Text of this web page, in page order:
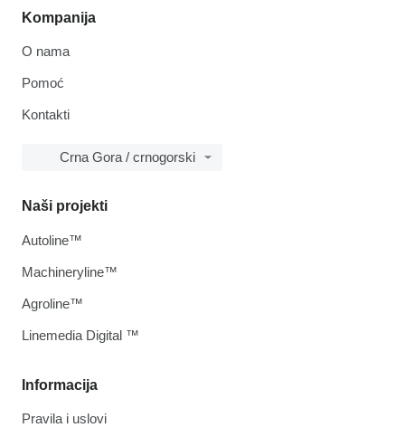
Kompanija
O nama
Pomoć
Kontakti
Crna Gora / crnogorski
Informacija
Pravila i uslovi
Naši projekti
Autoline™
Machineryline™
Agroline™
Linemedia Digital ™